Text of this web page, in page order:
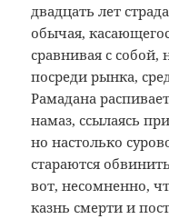
двадцать лет
обычая,
сравнивая с собой,
посреди рынка,
Рамадана
намаз, ссылаясь
но настолько
стараются
вот, несомненно,
казнь смерти и